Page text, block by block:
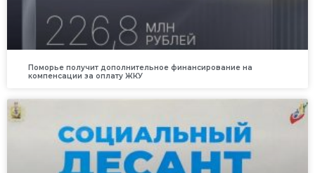
Поморье получит дополнительное финансирование на
компенсации за оплату ЖКУ